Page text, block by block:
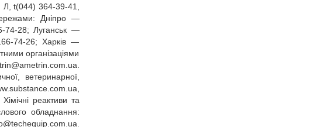
t(044) 364‑39‑41,
Дніпро —
Луганськ —
Харків —
організаціями
ветеринарної,
реактиви та
обладнання: